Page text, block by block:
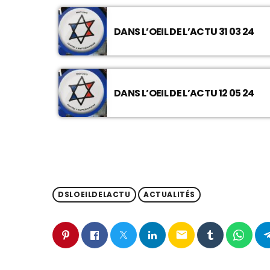
DANS L’OEIL DE L’ACTU 31 03 24
DANS L’OEIL DE L’ACTU 12 05 24
DSLOEILDELACTU ACTUALITÉS
email